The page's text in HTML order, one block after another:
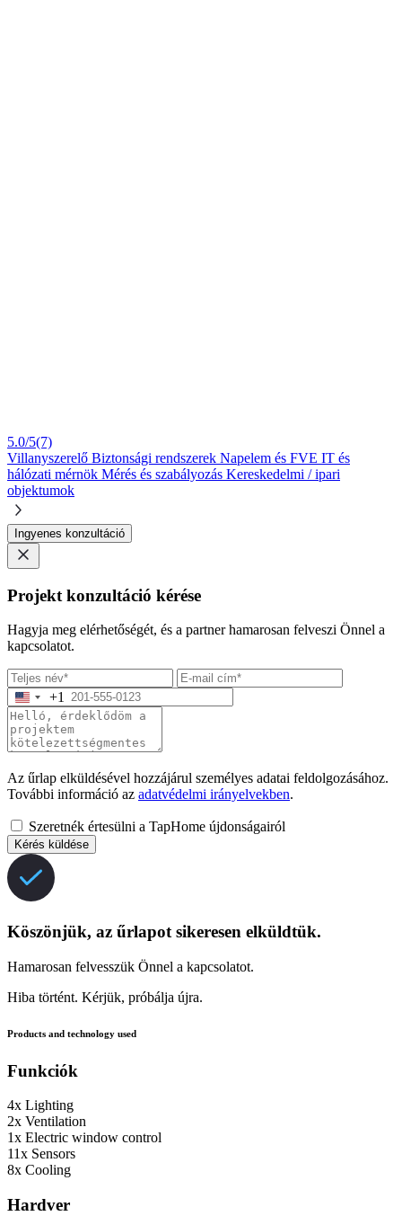
5.0/5(7)
Villanyszerelő Biztonsági rendszerek Napelem és FVE IT és
hálózati mérnök Mérés és szabályozás Kereskedelmi / ipari
objektumok
Ingyenes konzultáció
Projekt konzultáció kérése
Hagyja meg elérhetőségét, és a partner hamarosan felveszi Önnel a
kapcsolatot.
+1
Az űrlap elküldésével hozzájárul személyes adatai feldolgozásához.
További információ az adatvédelmi irányelvekben.
Szeretnék értesülni a TapHome újdonságairól
Kérés küldése
Köszönjük, az űrlapot sikeresen elküldtük.
Hamarosan felvesszük Önnel a kapcsolatot.
Hiba történt. Kérjük, próbálja újra.
Products and technology used
Funkciók
4x Lighting
2x Ventilation
1x Electric window control
11x Sensors
8x Cooling
Hardver